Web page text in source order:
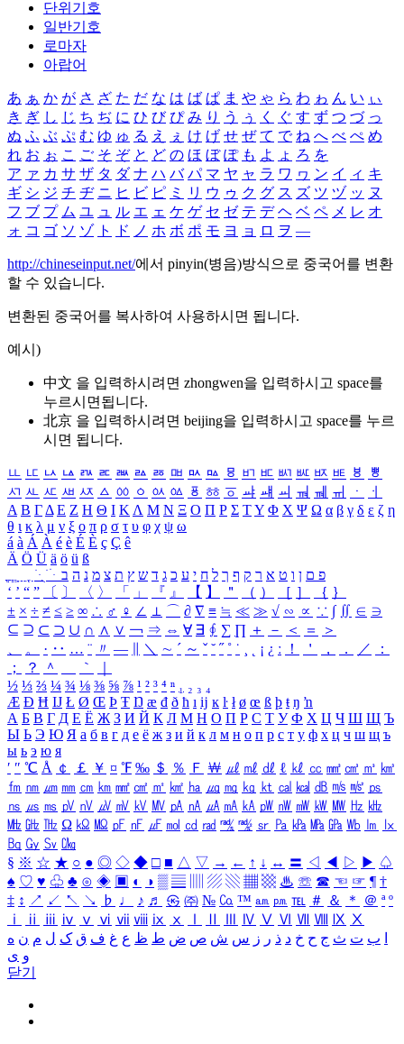
단위기호
일반기호
로마자
아랍어
あ ぁ か が さ ざ た だ な は ば ぱ ま や ゃ ら わ ゎ ん い ぃ
き ぎ し じ ち ぢ に ひ び ぴ み り う ぅ く ぐ す ず つ づ っ
ぬ ふ ぶ ぷ む ゆ ゅ る え ぇ け げ せ ぜ て で ね へ べ ぺ め
れ お ぉ こ ご そ ぞ と ど の ほ ぼ ぽ も よ ょ ろ を
ア ァ カ サ ザ タ ダ ナ ハ バ パ マ ヤ ャ ラ ワ ヮ ン イ ィ キ
ギ シ ジ チ ヂ ニ ヒ ビ ピ ミ リ ウ ゥ ク グ ス ズ ツ ヅ ッ ヌ
フ ブ プ ム ユ ュ ル エ ェ ケ ゲ セ ゼ テ デ ヘ ベ ペ メ レ オ
ォ コ ゴ ソ ゾ ト ド ノ ホ ボ ポ モ ヨ ョ ロ ヲ ―
http://chineseinput.net/에서 pinyin(병음)방식으로 중국어를 변환
할 수 있습니다.
변환된 중국어를 복사하여 사용하시면 됩니다.
예시)
中文 을 입력하시려면 zhongwen을 입력하시고 space를
누르시면됩니다.
北京 을 입력하시려면 beijing을 입력하시고 space를 누르
시면 됩니다.
ㅥ ㅦ ㅧ ㅨ ㅩ ㅪ ㅫ ㅬ ㅭ ㅮ ㅯ ㅰ ㅱ ㅲ ㅳ ㅴ ㅵ ㅶ ㅷ ㅸ
ㅹ
ㅺ ㅻ ㅼ ㅽ ㅾ ㅿ ㆀ ㆁ ㆂ ㆃ ㆄ ㆅ ㆆ ㆇ ㆈ ㆉ ㆊ ㆋ ㆌ ㆍ
ㆎ
Α Β ΓΔ Ε Ζ Η Θ Ι ΚΛ Μ Ν Ξ Ο Π Ρ Σ ΤΥ Φ Χ Ψ Ω α β γ δ ε ζ η
θ ι κ λ μ ν ξ ο π ρ σ τ υ φ χ ψ ω
á à Á À é è É È ç Ç ê
Ä Ö Ü ä ö ü ß
ִֶֹ ֻּ ׁׂ פ ם ן ו ט א ר ק ף ך ל ח י ע כ ג ד ש ץ ת צ מ נ ה ב
‘ ’ “ ” 〔 〕 〈 〉 「 」 『 』 【 】 ＂ （ ） ［ ］ ｛ ｝
± × ÷ ≠ ≤ ≥ ∞ ∴ ♂ ♀ ∠ ⊥ ⌒ ∂ ∇ ≡ ≒ ≪ ≫ √ ∽ ∝ ∵ ∫ ∬ ∈ ∋
⊆ ⊇ ⊂ ⊃ ∪ ∩ ∧ ∨ ￢ ⇒ ⇔ ∀ ∃ ∮ ∑ ∏ ＋ － ＜ ＝
＞
、
。 · ‥ … ¨ 〃 ― ＼ ∼ ´ ～ ˇ ˘ ˝ ˚ ˙ ¸ ¡ ¿ ː ！ ＇ ， ． ／
：
；
？ ＾ ｀
½ ⅓ ⅔ ¼ ¾ ⅛ ⅜ ⅝ ⅞ ¹ ² ³ ⁴ ⁿ ₁ ₂ ₃ ₄
Æ Ð Ħ Ĳ Ł Ø Œ Þ Ŧ Ŋ æ đ ð ħ ı ĳ ĸ ŀ ł ø œ ß þ ŧ ŋ ŉ
А Б В Г Д Е Ё Ж З И Й К Л М Н О П Р С Т У Ф Х Ц Ч Ш Щ Ъ
Ы Ь Э Ю Я а б в г д е ё ж з и й к л м н о п р с т у ф х ц ч ш щ ъ
ы ь э ю я
′ ″ ℃ Å ￠ ￡ ￥ ¤ ℉ ‰ ＄ ％ Ｆ ￦ ㎕ ㎖ ㎗ ℓ ㎘ ㏄ ㎣ ㎤ ㎥ ㎦
㎙ ㎚ ㎛ ㎜ ㎝ ㎞ ㎟ ㎠ ㎡ ㎢ ㏊ ㎍ ㎎ ㎏ ㏏ ㎈ ㎉ ㏈ ㎧ ㎨ ㎰
㎱ ㎲ ㎳ ㎴ ㎵ ㎶ ㎷ ㎸ ㎹ ㎀ ㎁ ㎂ ㎃ ㎄ ㎺ ㎻ ㎽ ㎾ ㎿ ㎐ ㎑
㎒ ㎓ ㎔ Ω ㏀ ㏁ ㎊ ㎋ ㎌ ㏖ ㏅ ㎭ ㎮ ㎯ ㏛ ㎩ ㎪ ㎫ ㎬ ㏝ ㏐
㏓
㏃ ㏉ ㏜ ㏆
§ ※ ☆ ★ ○ ● ◎ ◇ ◆ □ ■ △ ▽ → ← ↑ ↓ ↔ 〓 ◁ ◀ ▷ ▶ ♤
♠ ♡ ♥ ♧ ♣ ⊙ ◈ ▣ ◐ ◑ ▒ ▤ ▨ ▧ ▦ ▩ ♨ ☏ ☎ ☜ ☞ ¶ †
‡ ↕ ↗ ↙ ↖ ↘ ♭ ♩ ♪ ♬ ㉿ ㈜ № ㏇ ™ ㏂ ㏘ ℡ ＃ ＆ ＊ ＠ ª º
ⅰ
ⅱ ⅲ ⅳ ⅴ ⅵ ⅶ ⅷ ⅸ ⅹ Ⅳ Ⅴ Ⅵ Ⅶ Ⅷ Ⅸ Ⅹ
ب ت ث ج ح خ د ذ ر ز س ش ص ض ط ظ ع غ ف ق ک ل م ن ه
و ی
닫기